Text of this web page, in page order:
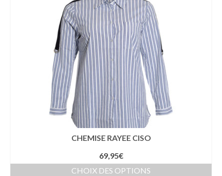
CHEMISE RAYEE CISO
69,95€
CHOIX DES OPTIONS